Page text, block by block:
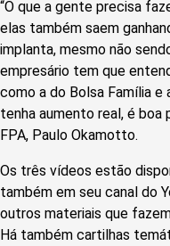
“O que a gente precisa
elas também saem
implanta, mesmo não
empresário tem que
como a do Bolsa Família
tenha aumento real, é boa
FPA, Paulo Okamotto.
Os três vídeos estão
também em seu canal do
outros materiais que
Há também cartilhas